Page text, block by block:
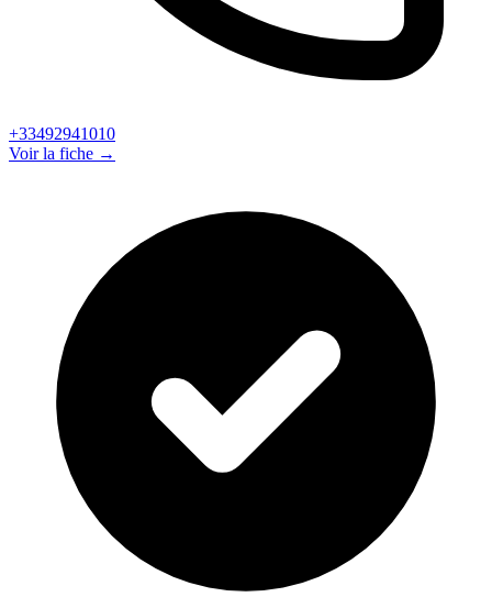
+33492941010
Voir la fiche →